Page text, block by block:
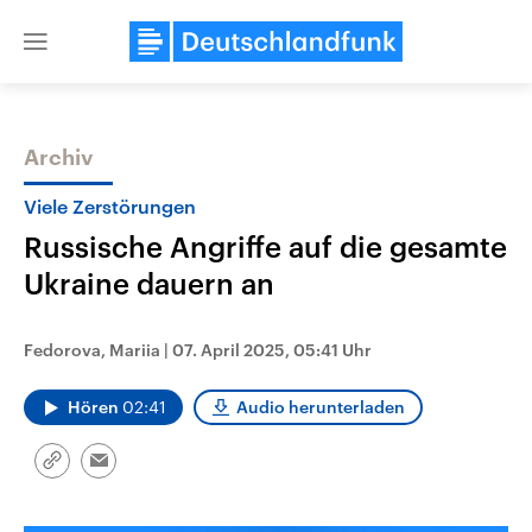
Close
Themen
Landtagswahl Sachsen-Anhalt
Alle Informationen
Sachsen-Anhalt wählt am 6.
Bundesland von einer Koalition aus
USA
mit großem Einfluss auf
Archiv
Viele Zerstörungen
Russische Angriffe auf die gesamte
Ukraine dauern an
Fedorova, Mariia | 07. April 2025, 05:41 Uhr
Hören 02:41 Audio herunterladen
Link
Email